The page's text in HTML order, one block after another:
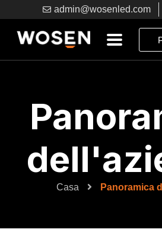
admin@wosenled.com
Casa Panoramica